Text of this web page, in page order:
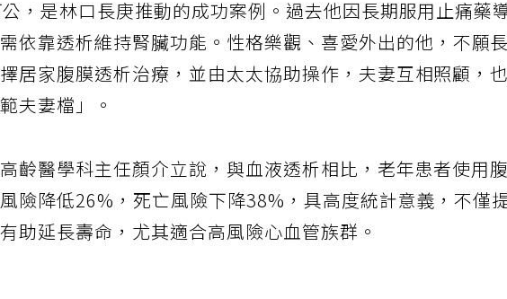
，是林口長庚推動的成功案例。過去他因長期服用止痛藥
依靠透析維持腎臟功能。性格樂觀、喜愛外出的他，不願
居家腹膜透析治療，並由太太協助操作，夫妻互相照顧，
夫妻檔」。
齡醫學科主任顏介立說，與血液透析相比，老年患者使用
險降低26%，死亡風險下降38%，具高度統計意義，不僅
助延長壽命，尤其適合高風險心血管族群。